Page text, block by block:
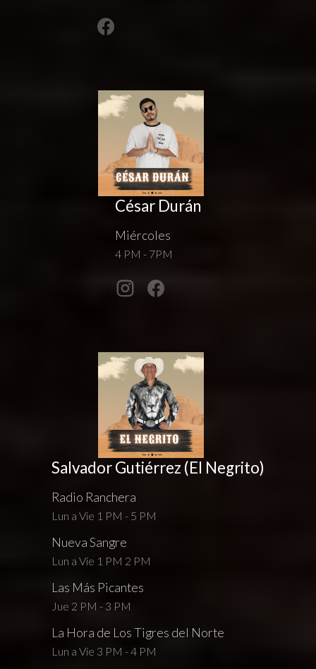
César Durán
Miércoles
4 PM - 7PM
Salvador Gutiérrez (El Negrito)
Radio Ranchera
Lun a Vie 1 PM - 5 PM
Nueva Sangre
Lun a Vie 1 PM 2 PM
Las Más Picantes
Jue 2 PM - 3 PM
La Hora de Los Tigres del Norte
Lun a Vie 3 PM - 4 PM